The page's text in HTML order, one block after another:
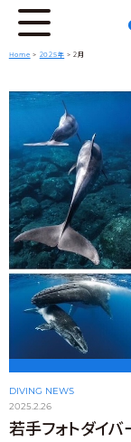
Home > 2025年 > 2月
DIVING NEWS
2025.2.26
若手フォトダイ